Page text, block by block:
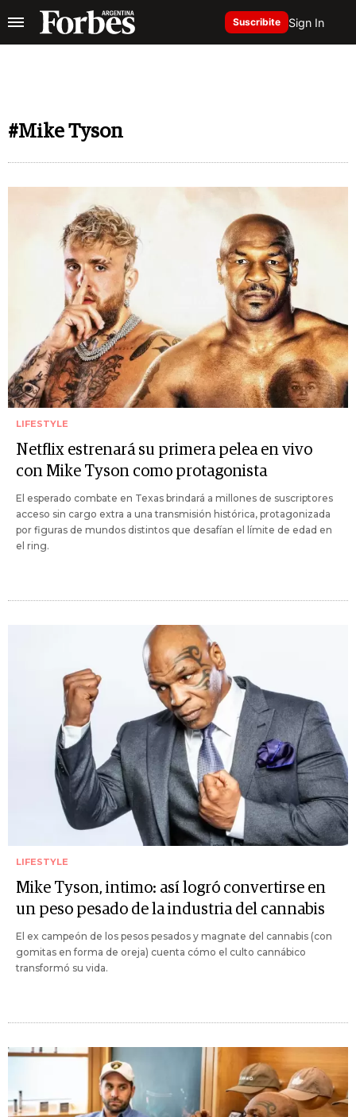
Suscribite Sign In
#Mike Tyson
LIFESTYLE
Netflix estrenará su primera pelea en vivo
con Mike Tyson como protagonista
El esperado combate en Texas brindará a millones de suscriptores
acceso sin cargo extra a una transmisión histórica, protagonizada
por figuras de mundos distintos que desafían el límite de edad en
el ring.
LIFESTYLE
Mike Tyson, intimo: así logró convertirse en
un peso pesado de la industria del cannabis
El ex campeón de los pesos pesados y magnate del cannabis (con
gomitas en forma de oreja) cuenta cómo el culto cannábico
transformó su vida.